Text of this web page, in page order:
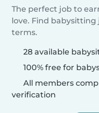
The perfect job to
love. Find babysitting
terms.
28 available
100% free for
All members
verification